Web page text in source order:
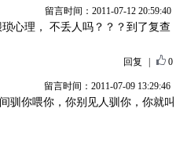
留言时间：2011-07-12 20:59:40
心理， 不丢人吗？？？到了复查
回复 0
留言时间：2011-07-09 13:29:46
驯你喂你，你别见人驯你，你就叫